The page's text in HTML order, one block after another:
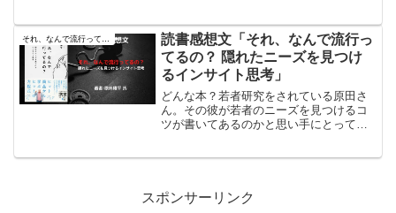
トル#流山がすごい著者:#大西康之 氏流
山がすごいpos...
読書感想文「それ、なんで流行っ
てるの？ 隠れたニーズを見つけ
るインサイト思考」
どんな本？若者研究をされている原田さ
ん。その彼が若者のニーズを見つけるコ
ツが書いてあるのかと思い手にとってみ
スポンサーリンク